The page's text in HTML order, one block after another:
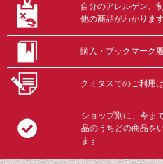
自分のアレルゲン、
他の商品がわかりま
購入・ブックマーク
クミタスでのご利用
ショップ別に、今ま
品のうちどの商品を
ます